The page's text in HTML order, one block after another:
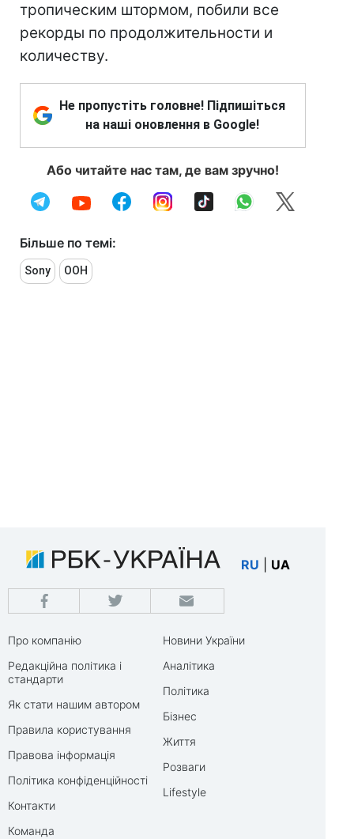
тропическим штормом, побили все
рекорды по продолжительности и
количеству.
Не пропустіть головне! Підпишіться
на наші оновлення в Google!
Або читайте нас там, де вам зручно!
Більше по темі:
Sony ООН
RU UA
Про компанію
Редакційна політика і
стандарти
Як стати нашим автором
Правила користування
Правова інформація
Політика конфіденційності
Контакти
Команда
Новини України
Аналітика
Політика
Бізнес
Життя
Розваги
Lifestyle